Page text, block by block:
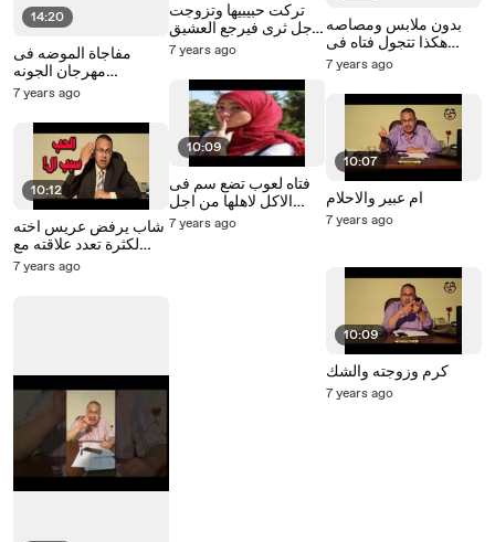
14:20
مفاجاة الموضه فى
مهرجان الجونه
السينمائى وفيلم يوم
حنفى السيد
7 years ago
10:12
شاب يرفض عريس اخته
لكثرة تعدد علاقته مع
البنات ولم يكتفى بذالك
7 years ago
تركت حبيبيها وتزوجت
رجل ثرى فيرجع العشيق
ليكشف للزوج علامات
يرها اثناء !!
7 years ago
10:09
فتاه لعوب تضع سم فى
الاكل لاهلها من اجل
متعــ ـ ـتها مع عشيقها
7 years ago
بدون ملابس ومصاصه
هكذا تتجول فتاه فى
7 years ago
10:07
ام عبير والاحلام
7 years ago
10:09
كرم وزوجته والشك
7 years ago